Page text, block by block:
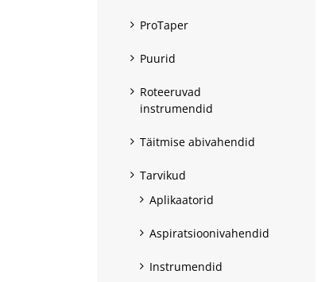
ProTaper
Puurid
Roteeruvad
instrumendid
Täitmise abivahendid
Tarvikud
Aplikaatorid
Aspiratsioonivahendid
Instrumendid